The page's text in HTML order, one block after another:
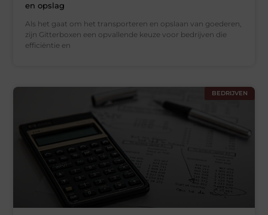
en opslag
Als het gaat om het transporteren en opslaan van goederen,
zijn Gitterboxen een opvallende keuze voor bedrijven die
efficiëntie en
BEDRIJVEN